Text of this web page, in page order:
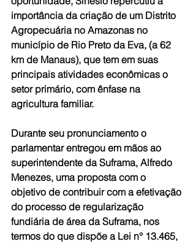
importância da criação de um Distrito
Agropecuária no Amazonas no
município de Rio Preto da Eva, (a 62
km de Manaus), que tem em suas
principais atividades econômicas o
setor primário, com ênfase na
agricultura familiar.
Durante seu pronunciamento o
parlamentar entregou em mãos ao
superintendente da Suframa, Alfredo
Menezes, uma proposta com o
objetivo de contribuir com a efetivação
do processo de regularização
fundiária de área da Suframa, nos
termos do que dispõe a Lei n° 13.465,